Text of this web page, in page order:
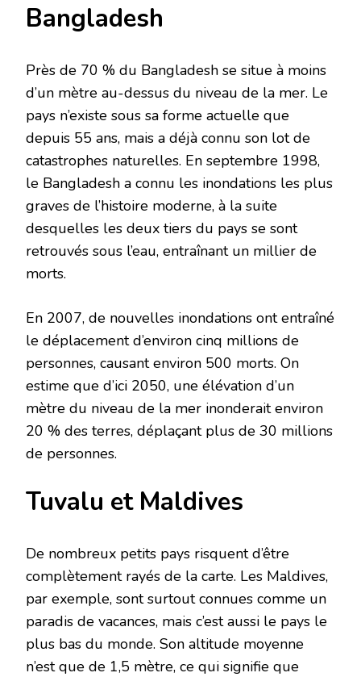
Bangladesh
Près de 70 % du Bangladesh se situe à moins
d’un mètre au-dessus du niveau de la mer. Le
pays n’existe sous sa forme actuelle que
depuis 55 ans, mais a déjà connu son lot de
catastrophes naturelles. En septembre 1998,
le Bangladesh a connu les inondations les plus
graves de l’histoire moderne, à la suite
desquelles les deux tiers du pays se sont
retrouvés sous l’eau, entraînant un millier de
morts.
En 2007, de nouvelles inondations ont entraîné
le déplacement d’environ cinq millions de
personnes, causant environ 500 morts. On
estime que d’ici 2050, une élévation d’un
mètre du niveau de la mer inonderait environ
20 % des terres, déplaçant plus de 30 millions
de personnes.
Tuvalu et Maldives
De nombreux petits pays risquent d’être
complètement rayés de la carte. Les Maldives,
par exemple, sont surtout connues comme un
paradis de vacances, mais c’est aussi le pays le
plus bas du monde. Son altitude moyenne
n’est que de 1,5 mètre, ce qui signifie que